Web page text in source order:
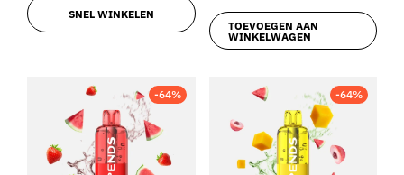
SNEL WINKELEN
TOEVOEGEN AAN
WINKELWAGEN
-64% -64%